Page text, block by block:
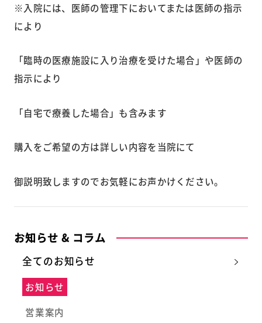
※入院には、医師の管理下においてまたは医師の指示
により
「臨時の医療施設に入り治療を受けた場合」や医師の
指示により
「自宅で療養した場合」も含みます
購入をご希望の方は詳しい内容を当院にて
御説明致しますのでお気軽にお声かけください。
お知らせ & コラム
全てのお知らせ
お知らせ
営業案内